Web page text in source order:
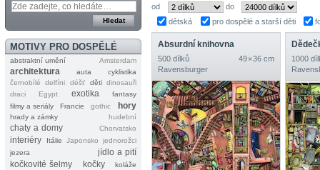
MOTIVY PRO DOSPĚLÉ
abstraktní umění Amsterdam
architektura auta
cyklistika
černobílé
delfíni déšť děti dinosauři
draci
Egypt exotika
fantasy
filmy a seriály
Francie gothic hory
hrady a zámky hudební
chaty a domy Chorvatsko
interiéry Itálie Japonsko
jednorožci
jezera
jídlo a pití
kočkovité šelmy
kočky
koláže
od
do
dětská
pro dospělé a starší děti
Absurdní knihovna
500 dílků
49 × 36 cm
Ravensburger
1000